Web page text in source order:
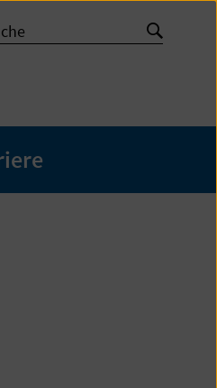
Suche
starten